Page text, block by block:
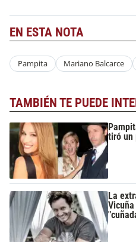
EN ESTA NOTA
Pampita Mariano Balcarce
TAMBIÉN TE PUEDE
tiró un
La